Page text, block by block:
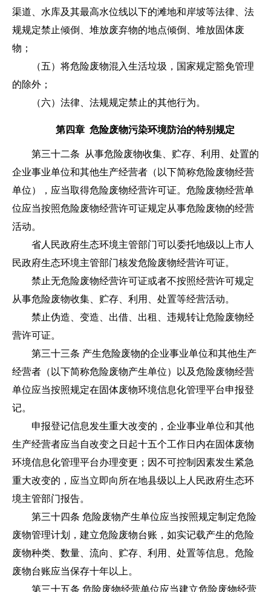
渠道、水库及其最高水位线以下的滩地和岸坡等法律、法
规规定禁止倾倒、堆放废弃物的地点倾倒、堆放固体废
物；
（五）将危险废物混入生活垃圾，国家规定豁免管理
的除外；
（六）法律、法规规定禁止的其他行为。
第四章 危险废物污染环境防治的特别规定
第三十二条 从事危险废物收集、贮存、利用、处置的
企业事业单位和其他生产经营者（以下简称危险废物经营
单位），应当取得危险废物经营许可证。危险废物经营单
位应当按照危险废物经营许可证规定从事危险废物的经营
活动。
省人民政府生态环境主管部门可以委托地级以上市人
民政府生态环境主管部门核发危险废物经营许可证。
禁止无危险废物经营许可证或者不按照经营许可规定
从事危险废物收集、贮存、利用、处置等经营活动。
禁止伪造、变造、出借、出租、违规转让危险废物经
营许可证。
第三十三条 产生危险废物的企业事业单位和其他生产
经营者（以下简称危险废物产生单位）以及危险废物经营
单位应当按照规定在固体废物环境信息化管理平台申报登
记。
申报登记信息发生重大改变的，企业事业单位和其他
生产经营者应当自改变之日起十五个工作日内在固体废物
环境信息化管理平台办理变更；因不可控制因素发生紧急
重大改变的，应当立即向所在地县级以上人民政府生态环
境主管部门报告。
第三十四条 危险废物产生单位应当按照规定制定危险
废物管理计划，建立危险废物台账，如实记载产生的危险
废物种类、数量、流向、贮存、利用、处置等信息。危险
废物台账应当保存十年以上。
第三十五条 危险废物经营单位应当建立危险废物经营